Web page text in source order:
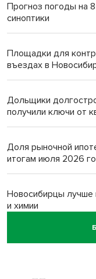
Прогноз погоды на
синоптики
Площадки для
въездах в
Дольщики
получили ключи от
Доля рыночной
итогам июля 2026
Новосибирцы лучше
и химии
Нейросеть для